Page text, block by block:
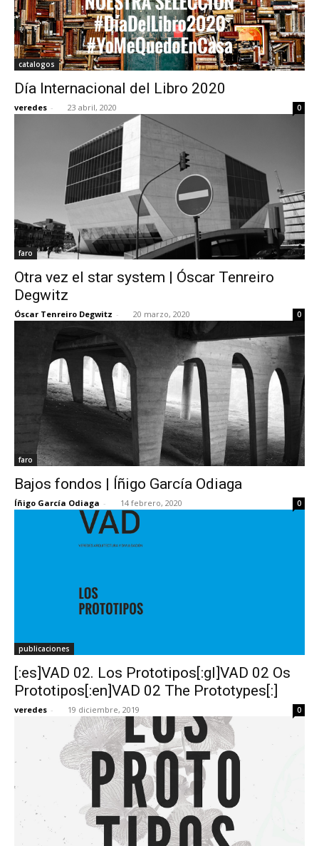
catalogos
Día Internacional del Libro 2020
veredes - 23 abril, 2020 0
faro
Otra vez el star system | Óscar Tenreiro
Degwitz
Óscar Tenreiro Degwitz - 20 marzo, 2020 0
faro
Bajos fondos | Íñigo García Odiaga
Íñigo García Odiaga - 14 febrero, 2020 0
publicaciones
[:es]VAD 02. Los Prototipos[:gl]VAD 02 Os
Prototipos[:en]VAD 02 The Prototypes[:]
veredes - 19 diciembre, 2019 0